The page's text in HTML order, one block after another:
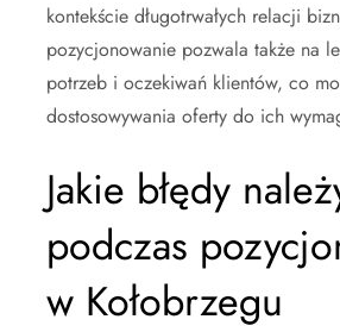
kontekście długotrwałych relacji
pozycjonowanie pozwala także na
potrzeb i oczekiwań klientów, co
dostosowywania oferty do ich
Jakie błędy
podczas
w Kołobrzegu